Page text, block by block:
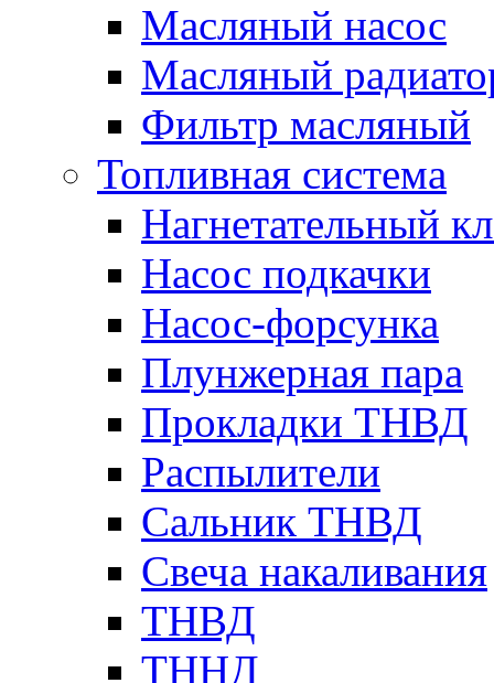
Масляный насос
Масляный
Фильтр масляный
Топливная система
Нагнетательный
Насос подкачки
Насос-форсунка
Плунжерная пара
Прокладки ТНВД
Распылители
Сальник ТНВД
Свеча накаливания
ТНВД
ТННД